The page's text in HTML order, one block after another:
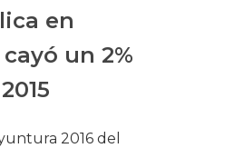
en
un 2%
2016 del